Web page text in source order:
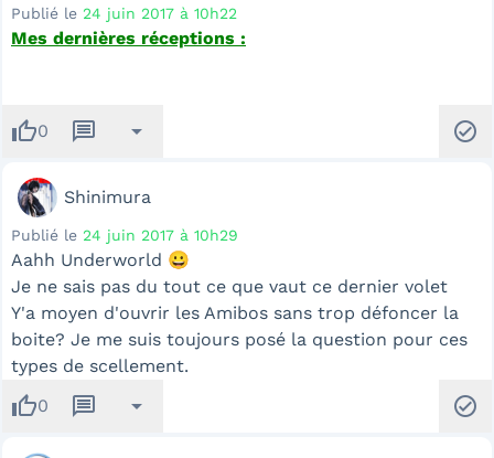
Publié le 24 juin 2017 à 10h22
Mes dernières réceptions :
thumb_up0 message arrow_drop_down check_circle
Shinimura
Publié le 24 juin 2017 à 10h29
Aahh Underworld 😀
Je ne sais pas du tout ce que vaut ce dernier volet
Y'a moyen d'ouvrir les Amibos sans trop défoncer la
boite? Je me suis toujours posé la question pour ces
types de scellement.
thumb_up0 message arrow_drop_down check_circle